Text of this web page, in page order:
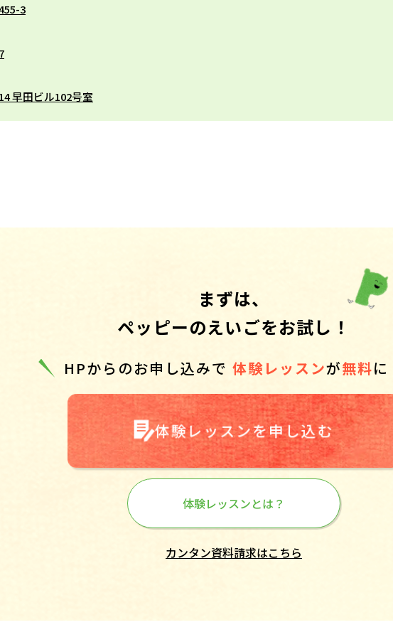
3
早田ビル102号室
まずは、
ペッピーのえいごをお試し！
HPからのお申し込みで 体験レッスンが無料
体験レッスンを申し込む
体験レッスンとは？
カンタン資料請求はこちら